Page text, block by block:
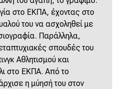
στο ΕΚΠΑ, έχοντας στο
του να ασχοληθεί με
Παράλληλα,
σπουδές του
Αθλητισμού και
στο ΕΚΠΑ. Από το
η μύησή του στον